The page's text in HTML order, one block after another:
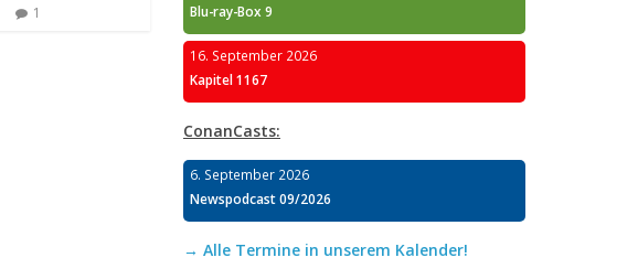
1
Blu-ray-Box 9
16. September 2026
Kapitel 1167
ConanCasts:
6. September 2026
Newspodcast 09/2026
→ Alle Termine in unserem Kalender!